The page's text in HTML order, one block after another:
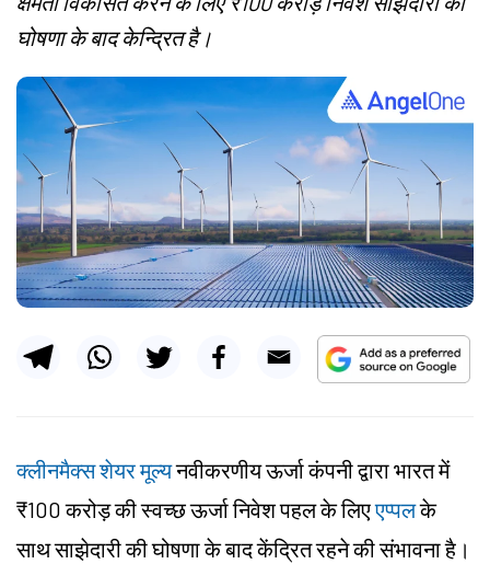
घोषणा के बाद केन्द्रित है।
क्लीनमैक्स शेयर मूल्यनवीकरणीय ऊर्जा कंपनी द्वारा भारत में
₹100 करोड़ की स्वच्छ ऊर्जा निवेश पहल के लिएएप्पलके
साथ साझेदारी की घोषणा के बाद केंद्रित रहने की संभावना है।